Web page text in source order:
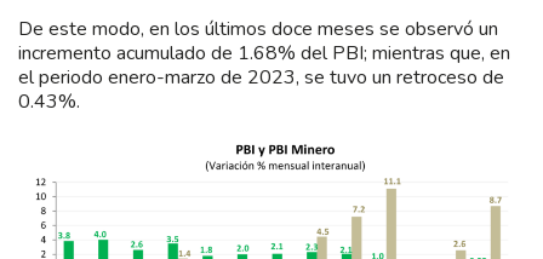
De este modo, en los últimos doce meses se observó un
incremento acumulado de 1.68% del PBI; mientras que, en
el periodo enero-marzo de 2023, se tuvo un retroceso de
0.43%.